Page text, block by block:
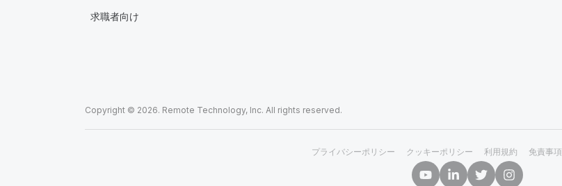
求職者向け
Copyright © 2026. Remote Technology, Inc. All rights reserved.
プライバシーポリシー クッキーポリシー 利用規約 免責事項